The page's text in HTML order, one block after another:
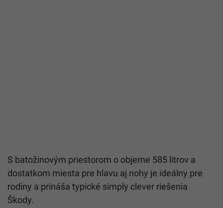
S batožinovým priestorom o objeme 585 litrov a
dostatkom miesta pre hlavu aj nohy je ideálny pre
rodiny a prináša typické simply clever riešenia
Škody.